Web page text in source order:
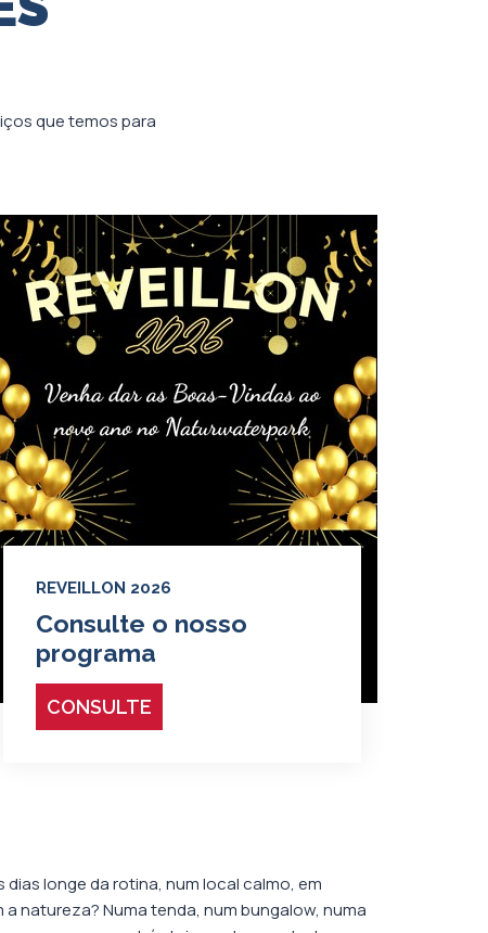
que temos para
REVEILLON 2026
Consulte o nosso
programa
CONSULTE
dias longe da rotina, num local calmo, em
natureza? Numa tenda, num bungalow, numa